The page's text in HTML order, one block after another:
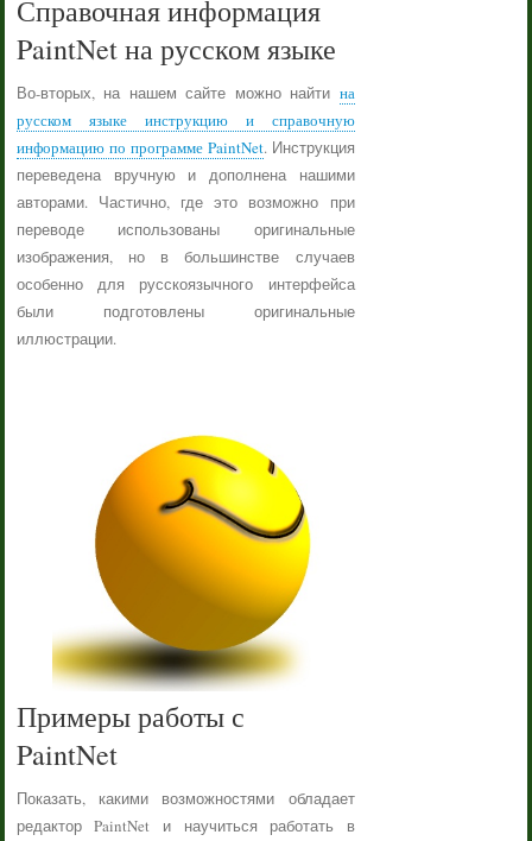
Справочная информация
PaintNet на русском языке
Во-вторых, на нашем сайте можно найти на
русском языке инструкцию и справочную
информацию по программе PaintNet. Инструкция
переведена вручную и дополнена нашими
авторами. Частично, где это возможно при
переводе использованы оригинальные
изображения, но в большинстве случаев
особенно для русскоязычного интерфейса
были подготовлены оригинальные
иллюстрации.
Примеры работы с
PaintNet
Показать, какими возможностями обладает
редактор PaintNet и научиться работать в